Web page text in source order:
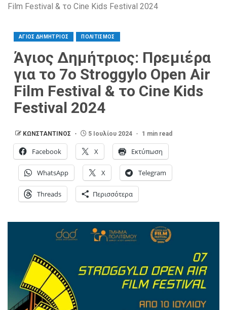
Film Festival & το Cine Kids Festival 2024
ΑΓΙΟΣ ΔΗΜΗΤΡΙΟΣ ΠΟΛΙΤΙΣΜΟΣ
Άγιος Δημήτριος: Πρεμιέρα
για το 7ο Stroggylo Open Air
Film Festival & το Cine Kids
Festival 2024
ΚΩΝΣΤΑΝΤΙΝΟΣ 5 Ιουλίου 2024 1 min read
Facebook X Εκτύπωση
WhatsApp X Telegram
Threads Περισσότερα